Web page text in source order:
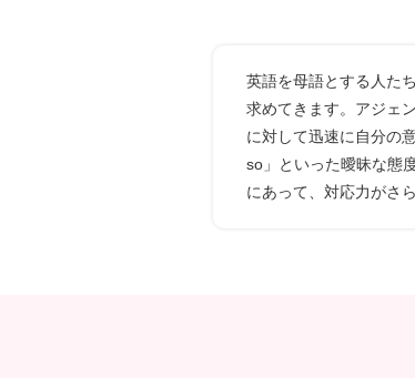
英語を母語とする人た
求めてきます。アジェ
に対して迅速に自分の
so」といった曖昧な態
にあって、対応力がさ